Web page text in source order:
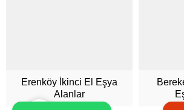
Erenköy İkinci El Eşya
Alanlar